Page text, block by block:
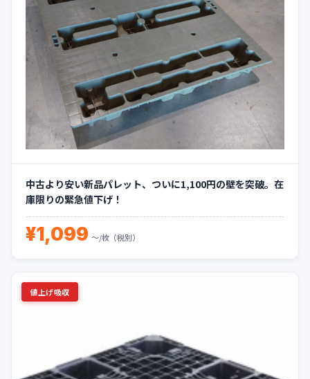
中古より安い新品パレット、ついに1,100円の壁を突破。在
庫限りの緊急値下げ！
¥1,099 〜/枚（税別）
値上げ吸収